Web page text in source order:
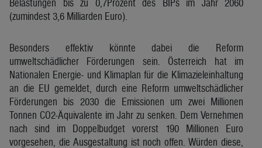
(zumindest 3,6 Milliarden Euro).
Besonders effektiv könnte dabei die Reform
umweltschädlicher Förderungen sein. Österreich hat im
Nationalen Energie- und Klimaplan für die Klimazieleinhaltung
an die EU gemeldet, durch eine Reform umweltschädlicher
Förderungen bis 2030 die Emissionen um zwei Millionen
Tonnen CO2-Äquivalente im Jahr zu senken. Dem Vernehmen
nach sind im Doppelbudget vorerst 190 Millionen Euro
vorgesehen, die Ausgestaltung ist noch offen. Würden diese,